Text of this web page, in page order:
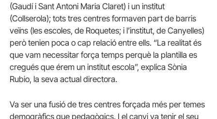
(Gaudí i Sant Antoni Maria Claret) i un institut
(Collserola); tots tres centres formaven part de barris
veïns (les escoles, de Roquetes; i l’institut, de Canyelles)
però tenien poca o cap relació entre ells. “La realitat és
que vam necessitar força temps perquè la plantilla es
cregués que érem un institut escola”, explica Sònia
Rubio, la seva actual directora.
Va ser una fusió de tres centres forçada més per temes
demogràfics que pedagògics. I el canvi va tenir el seu